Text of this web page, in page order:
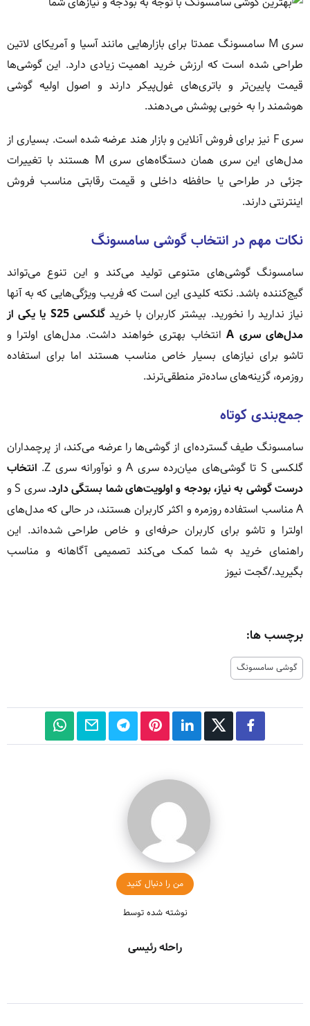
سری M سامسونگ عمدتا برای بازارهایی مانند آسیا و آمریکای لاتین
طراحی شده است که ارزش خرید اهمیت زیادی دارد. این گوشی‌ها
قیمت پایین‌تر و باتری‌های غول‌پیکر دارند و اصول اولیه گوشی
هوشمند را به خوبی پوشش می‌دهند.
سری F نیز برای فروش آنلاین و بازار هند عرضه شده است. بسیاری از
مدل‌های این سری همان دستگاه‌های سری M هستند با تغییرات
جزئی در طراحی یا حافظه داخلی و قیمت رقابتی مناسب فروش
اینترنتی دارند.
نکات مهم در انتخاب گوشی سامسونگ
سامسونگ گوشی‌های متنوعی تولید می‌کند و این تنوع می‌تواند
گیج‌کننده باشد. نکته کلیدی این است که فریب ویژگی‌هایی که به آنها
نیاز ندارید را نخورید. بیشتر کاربران با خرید
گلکسی S25 یا یکی از
مدل‌های سری A
انتخاب بهتری خواهند داشت. مدل‌های اولترا و
تاشو برای نیازهای بسیار خاص مناسب هستند اما برای استفاده
روزمره، گزینه‌های ساده‌تر منطقی‌ترند.
جمع‌بندی کوتاه
سامسونگ طیف گسترده‌ای از گوشی‌ها را عرضه می‌کند، از پرچمداران
گلکسی S تا گوشی‌های میان‌رده سری A و نوآورانه سری Z.
انتخاب
درست گوشی به نیاز، بودجه و اولویت‌های شما بستگی دارد.
سری S و
A مناسب استفاده روزمره و اکثر کاربران هستند، در حالی که مدل‌های
اولترا و تاشو برای کاربران حرفه‌ای و خاص طراحی شده‌اند. این
راهنمای خرید به شما کمک می‌کند تصمیمی آگاهانه و مناسب
بگیرید./گجت نیوز
برچسب ها:
گوشی سامسونگ
من را دنبال کنید
نوشته شده توسط
راحله رئیسی